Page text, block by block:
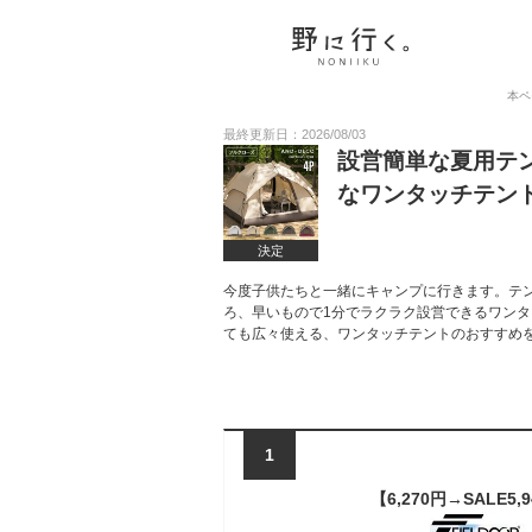
本
最終更新日：2026/08/03
決定
設営簡単な夏用テ
なワンタッチテン
今度子供たちと一緒にキャンプに行きます。
ろ、早いもので1分でラクラク設営できるワン
ても広々使える、ワンタッチテントのおすすめ
1